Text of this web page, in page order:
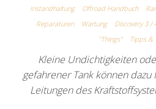
Instandhaltung Offroad Handbuch
Reparaturen
Wartung Discovery 3 /
"Things"
Tipps &
Kleine Undichtigkeiten
gefahrener Tank können
Leitungen des